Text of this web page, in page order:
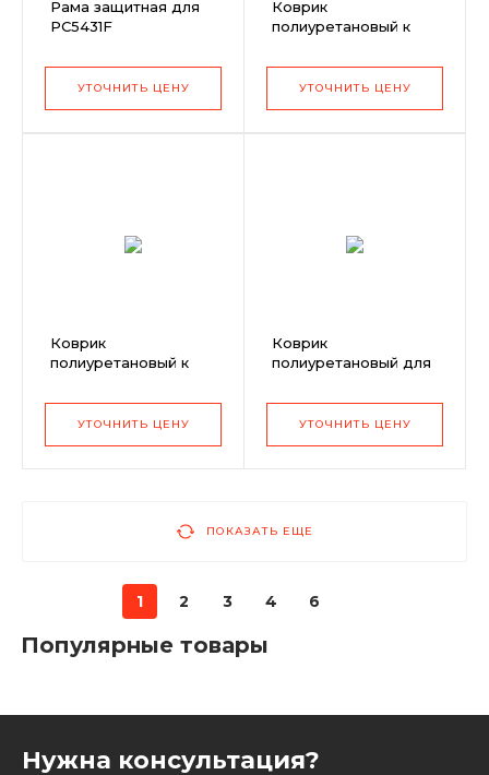
Рама защитная для
PC5431F
УТОЧНИТЬ ЦЕНУ
Коврик
полиуретановый к
z3k51
УТОЧНИТЬ ЦЕНУ
Коврик
полиуретановый к
z3k61
УТОЧНИТЬ ЦЕНУ
Коврик
полиуретановый для
CO 70FH
УТОЧНИТЬ ЦЕНУ
ПОКАЗАТЬ ЕЩЕ
1 2 3 4 6
Популярные товары
Нужна консультация?